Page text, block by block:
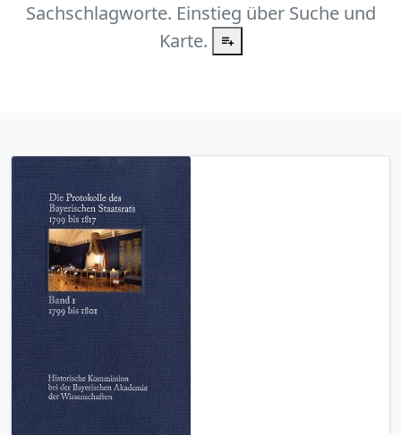
Sachschlagworte. Einstieg über Suche und
Karte.